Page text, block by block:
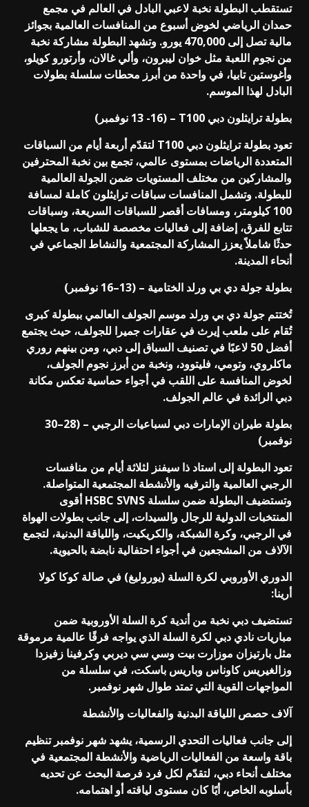
تستقطب البطولة نخبة لاعبي البادل في العالم في مجمع
حمدان الرياضي لخوض أسبوع من المنافسات العالمية بجوائز
مالية تصل إلى 470,000 يورو. وتشهد البطولة مشاركة نخبة
من نجوم اللعبة مثل خوان ليبرون، وألي غالان، وأرتورو كويلو،
وأغوستين تابيا، في واحدة من أبرز محطات سلسلة بطولات
البادل لهذا الموسم.
بطولة ترايثلون دبي T100 – (13 -16 نوفمبر)
تعود بطولة ترايثلون دبي T100 لتقدّم أربعة أيام من السباقات
المتعددة الرياضات بمستوى عالمي، تجمع بين نخبة المحترفين
والمشاركين من مختلف المستويات ضمن الجولة العالمية
للبطولة. وتشمل المنافسات سباقات ترايثلون كاملة لمسافة
100 كيلومتر، ومسافات أقصر للسباقات السريعة، وسباقات
تتابع للفرق، إضافة إلى فعاليات مخصصة للشباب، ما يجعلها
حدثًا شاملاً يعزز المشاركة المجتمعية والنشاط الجماعي في
أنحاء المدينة.
بطولة جولة دي بي ورلد الختامية – (13–16 نوفمبر)
تُختتم جولة دي بي ورلد موسم الجولف العالمي ببطولة كبرى
تُقام على ملعب إيرث في عقارات جميرا للجولف، حيث يجتمع
أفضل 50 لاعبًا في تصنيف السباق إلى دبي، ومن بينهم روري
ماكلروي، وتومي، فليتوود، ونخبة من أبرز نجوم الجولف،
لخوض المنافسة على اللقب في أجواء حماسية تعكس مكانة
دبي الرائدة في عالم الجولف.
بطولة طيران الإمارات دبي لسباعيات الرجبي – (28–30
نوفمبر)
تعود البطولة إلى استاد ذا سيفنز لثلاثة أيام من منافسات
الرجبي العالمية والترفيه والأنشطة المجتمعية المتواصلة.
وتستضيف البطولة ضمن سلسلة HSBC SVNS أقوى
المنتخبات الدولية للرجال والسيدات، إلى جانب بطولات الهواة
في الرجبي، وكرة الشبكة، والكريكيت، واللياقة البدنية، لتجمع
الآلاف من المشجعين في أجواء احتفالية نابضة بالحيوية.
الدوري الأوروبي لكرة السلة (يوروليغ) في صالة كوكا كولا
أرينا:
تستضيف دبي نخبة من أندية كرة السلة الأوروبية ضمن
مباريات نادي دبي لكرة السلة الذي يواجه فرقًا عالمية مرموقة
مثل بارتيزان موزارت بيت وسي سي ديربي وكرفينا زفيزدا
وزالغيريس كاوناس وباريس باسكت، في سلسلة من
المواجهات القوية التي تمتد طوال شهر نوفمبر.
آلاف حصص اللياقة البدنية والفعاليات والأنشطة
إلى جانب فعاليات التحدي الرسمية، يشهد شهر نوفمبر تنظيم
باقة واسعة من الفعاليات الرياضية والأنشطة المجتمعية في
مختلف أنحاء دبي، لتقدّم لكل فرد فرصة البحث عن تحديه
بأسلوبه الخاص، أيًا كان مستوى لياقته أو اهتمامه.